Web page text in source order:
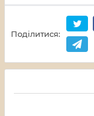
Поділитися: